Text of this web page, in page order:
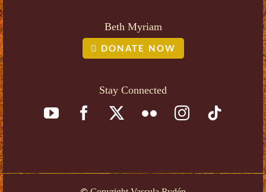
Beth Myriam
DONATE NOW
Stay Connected